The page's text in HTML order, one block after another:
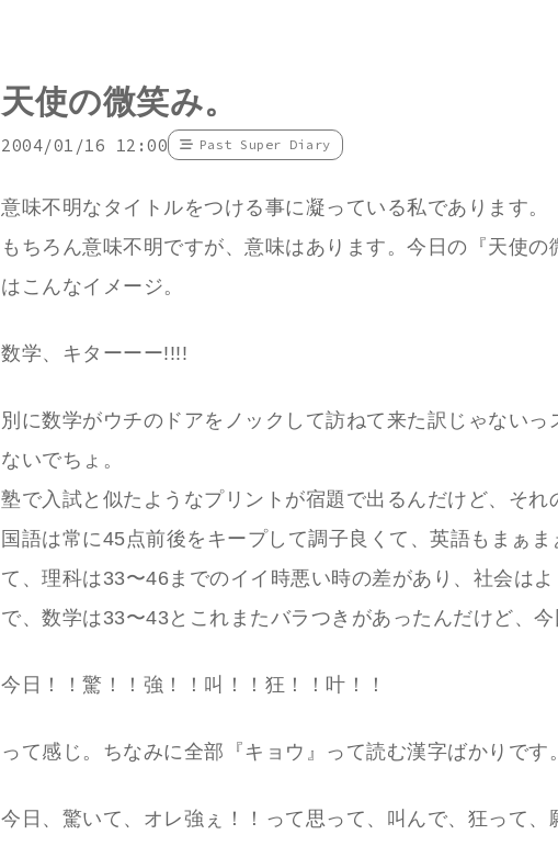
天使の微笑み。
2004/01/16 12:00 Past Super Diary
意味不明なタイトルをつける事に凝っている私であります。
もちろん意味不明ですが、意味はあります。今日の『天使の
はこんなイメージ。
数学、キターーー!!!!
別に数学がウチのドアをノックして訪ねて来た訳じゃないっ
ないでちょ。
塾で入試と似たようなプリントが宿題で出るんだけど、それ
国語は常に45点前後をキープして調子良くて、英語もまぁま
て、理科は33〜46までのイイ時悪い時の差があり、社会はよ
で、数学は33〜43とこれまたバラつきがあったんだけど、今
今日！！驚！！強！！叫！！狂！！叶！！
って感じ。ちなみに全部『キョウ』って読む漢字ばかりです。
今日、驚いて、オレ強ぇ！！って思って、叫んで、狂って、